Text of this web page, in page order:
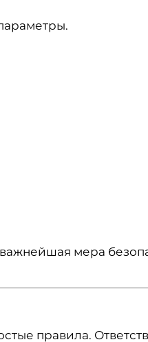
мера
правила.